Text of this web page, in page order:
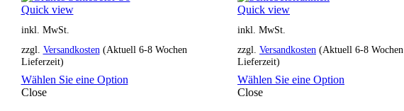
Quick view
inkl. MwSt.
zzgl. Versandkosten (Aktuell 6-8 Wochen
Lieferzeit)
Wählen Sie eine Option
Close
Quick view
inkl. MwSt.
zzgl. Versandkosten (Aktuell 6-8 Wochen
Lieferzeit)
Wählen Sie eine Option
Close